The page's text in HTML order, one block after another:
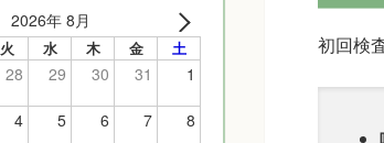
初回検
2026年 8月
火 水 木 金 土
28 29 30 31 1
4 5 6 7 8